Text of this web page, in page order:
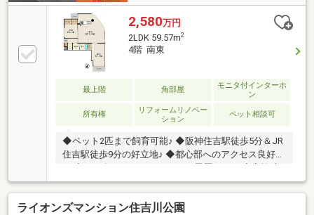
2,580万円
2LDK 59.57m2
4階 南東
最上階 角部屋
モニタ付インターホ
ン
所有権
リフォームリノベー
ション
ペット相談可
◆ペット2匹まで飼育可能♪ ◆阪神住吉駅徒歩5分＆JR
住吉駅徒歩9分の好立地♪ ◆都心部へのアクセス良好で
す ◆2022年フルリノベーション履歴あり！ ◆家族時
間を楽しめる、ゆったり17帖のLDK！
ライオンズマンション住吉川公園